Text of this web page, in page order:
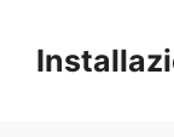
contenuto